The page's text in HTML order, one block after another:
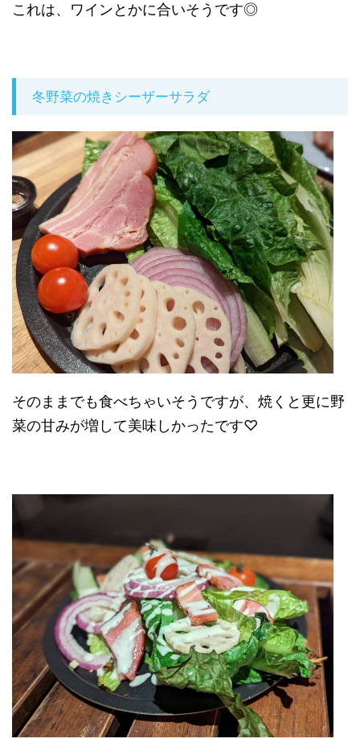
これは、ワインとかに合いそうです◎
冬野菜の焼きシーザーサラダ
そのままでも食べちゃいそうですが、焼くと更に野
菜の甘みが増して美味しかったです♡